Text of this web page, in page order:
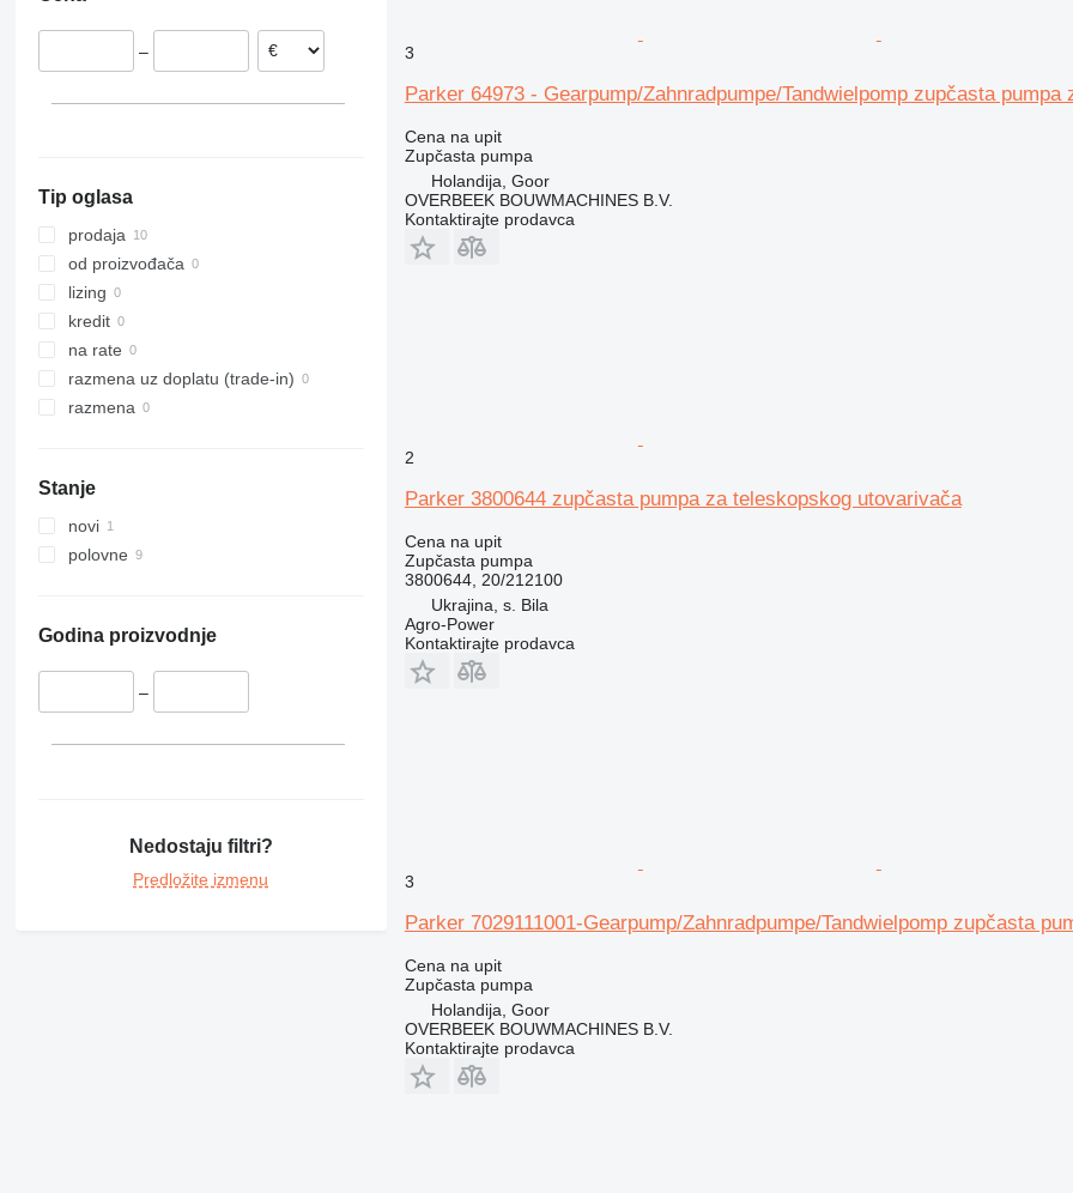
–
Tip oglasa
prodaja
od proizvođača
lizing
kredit
na rate
razmena uz doplatu (trade-in)
razmena
Stanje
novi
polovne
Godina proizvodnje
–
Nedostaju filtri?
Predložite izmenu
3
Parker 64973 - Gearpump/Zahnradpumpe/Tandwielpomp zupčasta
Cena na upit
Zupčasta pumpa
Holandija, Goor
OVERBEEK BOUWMACHINES B.V.
Kontaktirajte prodavca
2
Parker 3800644 zupčasta pumpa za teleskopskog utovarivača
Cena na upit
Zupčasta pumpa
3800644, 20/212100
Ukrajina, s. Bila
Agro-Power
Kontaktirajte prodavca
3
Parker 7029111001-Gearpump/Zahnradpumpe/Tandwielpomp zupčasta
Cena na upit
Zupčasta pumpa
Holandija, Goor
OVERBEEK BOUWMACHINES B.V.
Kontaktirajte prodavca